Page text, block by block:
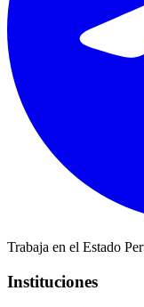
Trabaja en el Estado
Instituciones